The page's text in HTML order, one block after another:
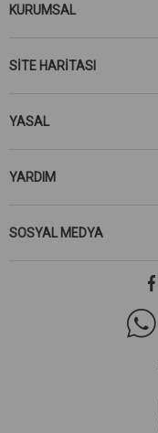
KURUMSAL
SİTE HARİTASI
YASAL
YARDIM
SOSYAL MEDYA